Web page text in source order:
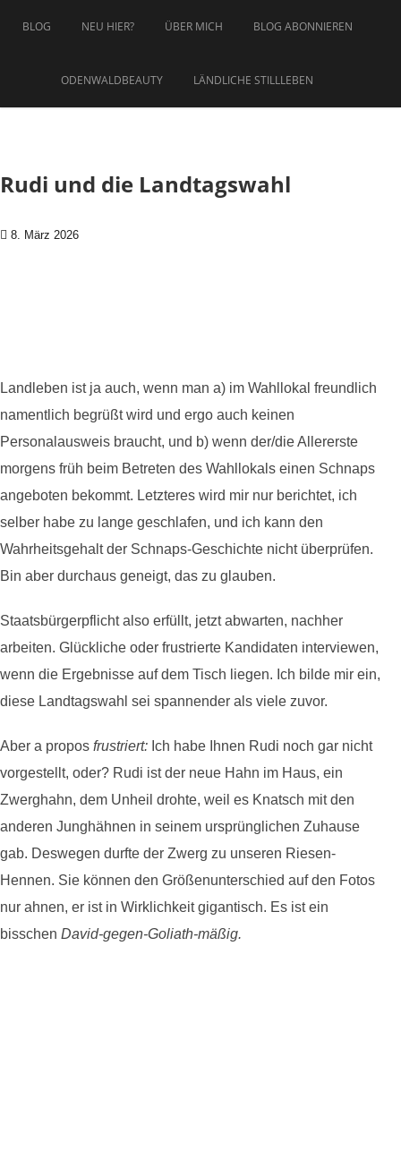
BLOG
NEU HIER? ÜBER MICH BLOG ABONNIEREN
ODENWALDBEAUTY LÄNDLICHE STILLLEBEN
Rudi und die Landtagswahl
8. März 2026
Landleben ist ja auch, wenn man a) im Wahllokal freundlich
namentlich begrüßt wird und ergo auch keinen
Personalausweis braucht, und b) wenn der/die Allererste
morgens früh beim Betreten des Wahllokals einen Schnaps
angeboten bekommt. Letzteres wird mir nur berichtet, ich
selber habe zu lange geschlafen, und ich kann den
Wahrheitsgehalt der Schnaps-Geschichte nicht überprüfen.
Bin aber durchaus geneigt, das zu glauben.
Staatsbürgerpflicht also erfüllt, jetzt abwarten, nachher
arbeiten. Glückliche oder frustrierte Kandidaten interviewen,
wenn die Ergebnisse auf dem Tisch liegen. Ich bilde mir ein,
diese Landtagswahl sei spannender als viele zuvor.
Aber a propos frustriert: Ich habe Ihnen Rudi noch gar nicht
vorgestellt, oder? Rudi ist der neue Hahn im Haus, ein
Zwerghahn, dem Unheil drohte, weil es Knatsch mit den
anderen Junghähnen in seinem ursprünglichen Zuhause
gab. Deswegen durfte der Zwerg zu unseren Riesen-
Hennen. Sie können den Größenunterschied auf den Fotos
nur ahnen, er ist in Wirklichkeit gigantisch. Es ist ein
bisschen David-gegen-Goliath-mäßig.